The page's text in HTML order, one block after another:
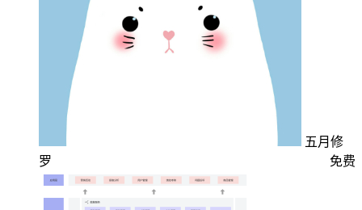
五月修
罗
免费